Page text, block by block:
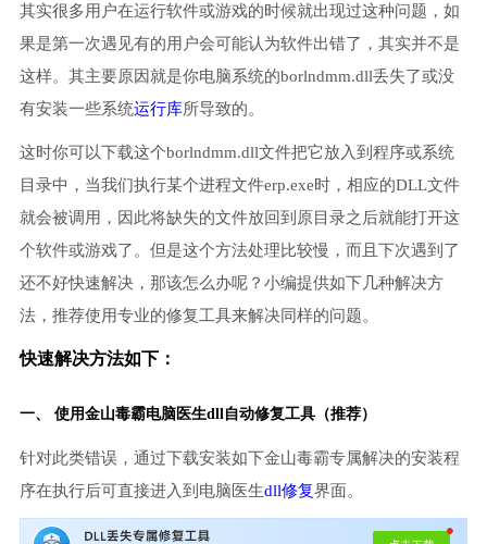
其实很多用户在运行软件或游戏的时候就出现过这种问题，如
果是第一次遇见有的用户会可能认为软件出错了，其实并不是
这样。其主要原因就是你电脑系统的borlndmm.dll丢失了或没
有安装一些系统运行库所导致的。
这时你可以下载这个borlndmm.dll文件把它放入到程序或系统
目录中，当我们执行某个进程文件erp.exe时，相应的DLL文件
就会被调用，因此将缺失的文件放回到原目录之后就能打开这
个软件或游戏了。但是这个方法处理比较慢，而且下次遇到了
还不好快速解决，那该怎么办呢？小编提供如下几种解决方
法，推荐使用专业的修复工具来解决同样的问题。
快速解决方法如下：
一、 使用金山毒霸电脑医生dll自动修复工具（推荐）
针对此类错误，通过下载安装如下金山毒霸专属解决的安装程
序在执行后可直接进入到电脑医生dll修复界面。